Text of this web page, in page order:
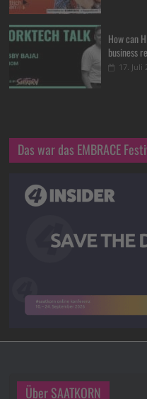
How can
business
17. Juli
Das war das EMBRACE
Über SAATKORN